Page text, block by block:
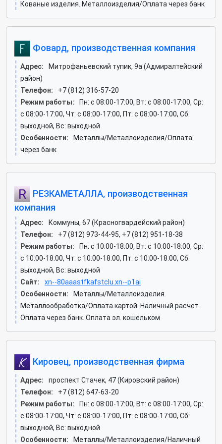
Кованые изделия. Металлоизделия/Оплата через банк
Фовард, производственная компания
Адрес:
Митрофаньевский тупик, 9а (Адмиралтейский
район)
Телефон:
+7 (812) 316-57-20
Режим работы:
Пн: c 08:00-17:00, Вт: c 08:00-17:00, Ср:
c 08:00-17:00, Чт: c 08:00-17:00, Пт: c 08:00-17:00, Сб:
выходной, Вс: выходной
Особенности:
Металлы/Металлоизделия/Оплата
через банк
РЕЗКАМЕТАЛЛА, производственная
компания
Адрес:
Коммуны, 67 (Красногвардейский район)
Телефон:
+7 (812) 973-44-95, +7 (812) 951-18-38
Режим работы:
Пн: c 10:00-18:00, Вт: c 10:00-18:00, Ср:
c 10:00-18:00, Чт: c 10:00-18:00, Пт: c 10:00-18:00, Сб:
выходной, Вс: выходной
Сайт:
xn--80aaastfkafstclu.xn--p1ai
Особенности:
Металлы/Металлоизделия.
Металлообработка/Оплата картой. Наличный расчёт.
Оплата через банк. Оплата эл. кошельком
Кировец, производственная фирма
Адрес:
проспект Стачек, 47 (Кировский район)
Телефон:
+7 (812) 647-63-20
Режим работы:
Пн: c 08:00-17:00, Вт: c 08:00-17:00, Ср:
c 08:00-17:00, Чт: c 08:00-17:00, Пт: c 08:00-17:00, Сб:
выходной, Вс: выходной
Особенности:
Металлы/Металлоизделия/Наличный